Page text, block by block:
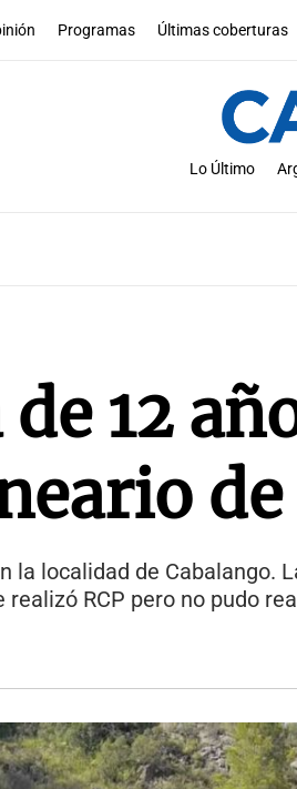
Programas Últimas coberturas
Lo Último
12
la localidad de Cabalango.
RCP pero no pudo